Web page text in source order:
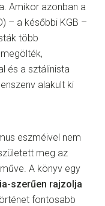
Amikor azonban a
– a későbbi KGB –
több
és a sztálinista
alakult ki
eszméivel nem
meg az
A könyv egy
szerűen rajzolja
fontosabb